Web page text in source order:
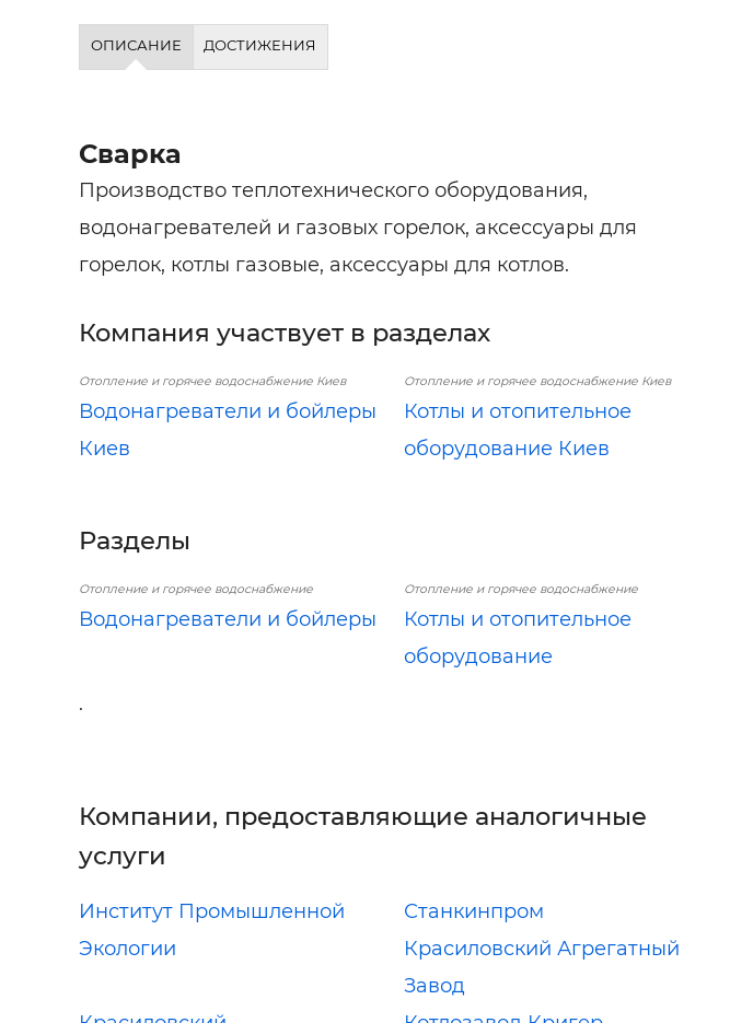
ОПИСАНИЕ ДОСТИЖЕНИЯ
Сварка
Производство теплотехнического оборудования,
водонагревателей и газовых горелок, аксессуары для
горелок, котлы газовые, аксессуары для котлов.
Компания участвует в разделах
Отопление и горячее водоснабжение Киев
Водонагреватели и бойлеры
Киев
Отопление и горячее водоснабжение Киев
Котлы и отопительное
оборудование Киев
Разделы
Отопление и горячее водоснабжение
Водонагреватели и бойлеры
Отопление и горячее водоснабжение
Котлы и отопительное
оборудование
.
Компании, предоставляющие аналогичные
услуги
Институт Промышленной
Экологии
Станкинпром
Красиловский Агрегатный
Завод